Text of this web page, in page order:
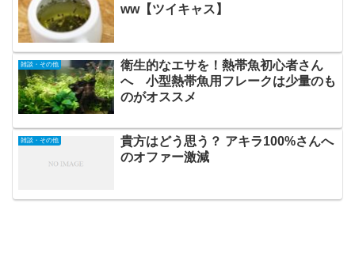
ww【ツイキャス】
雑談・その他
衛生的なエサを！熱帯魚初心者さん
へ 小型熱帯魚用フレークは少量のも
のがオススメ
雑談・その他
貴方はどう思う？ アキラ100%さんへ
のオファー激減